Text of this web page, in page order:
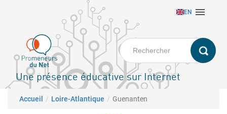
principal
EN 
Une présence éducative sur Internet
Fil d'Ariane
Accueil Loire-Atlantique Guenanten